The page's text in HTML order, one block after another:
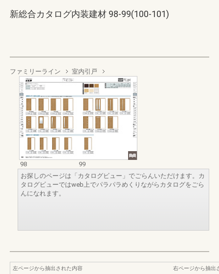
新総合カタログ内装建材 98-99(100-101)
ファミリーライン 室内引戸
98
99
お探しのページは「カタログビュー」でごらんいただけます。カ
タログビューではweb上でパラパラめくりながらカタログをごら
んになれます。
左ページから抽出された内容
右ページから抽出